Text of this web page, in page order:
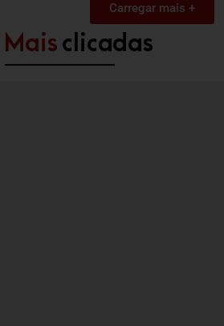
Carregar mais +
Mais clicadas